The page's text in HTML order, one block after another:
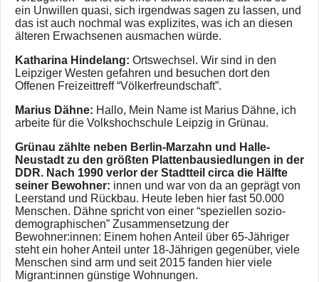
ein Unwillen quasi, sich irgendwas sagen zu lassen, und
das ist auch nochmal was explizites, was ich an diesen
älteren Erwachsenen ausmachen würde.
Katharina Hindelang: Ortswechsel. Wir sind in den
Leipziger Westen gefahren und besuchen dort den
Offenen Freizeittreff “Völkerfreundschaft”.
Marius Dähne: Hallo, Mein Name ist Marius Dähne, ich
arbeite für die Volkshochschule Leipzig in Grünau.
Grünau zählte neben Berlin-Marzahn und Halle-
Neustadt zu den größten Plattenbausiedlungen in der
DDR. Nach 1990 verlor der Stadtteil circa die Hälfte
seiner Bewohner: innen und war von da an geprägt von
Leerstand und Rückbau. Heute leben hier fast 50.000
Menschen. Dähne spricht von einer “speziellen sozio-
demographischen” Zusammensetzung der
Bewohner:innen: Einem hohen Anteil über 65-Jähriger
steht ein hoher Anteil unter 18-Jährigen gegenüber, viele
Menschen sind arm und seit 2015 fanden hier viele
Migrant:innen günstige Wohnungen.